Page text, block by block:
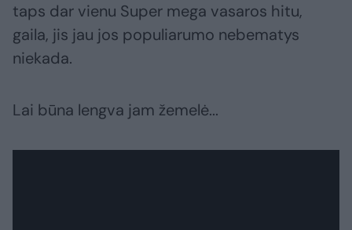
taps dar vienu Super mega vasaros hitu,
gaila, jis jau jos populiarumo nebematys
niekada.
Lai būna lengva jam žemelė...